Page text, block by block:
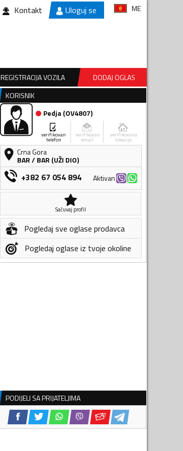
Kontakt Uloguj se ME
REGISTRACIJA VOZILA
DODAJ OGLAS
KORISNIK
Pedja(OV4807)
verifikovan
telefon
verifikovan
email
verifikovana
lokacija
Crna Gora
BAR/ BAR (UŽI DIO)
+382 67 054 894 Aktivan
Sačuvaj profil
Pogledaj sve oglase prodavca
Pogledaj oglase iz tvoje okoline
PODIJELI SA PRIJATELJIMA